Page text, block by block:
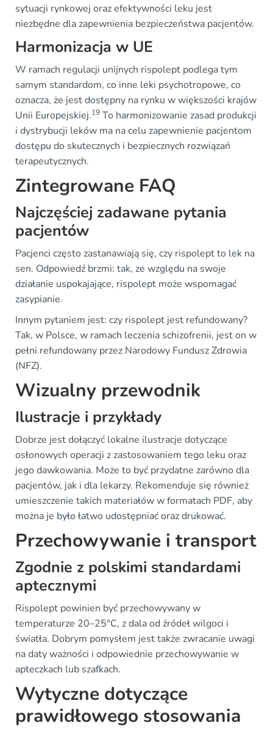
sytuacji rynkowej oraz efektywności leku jest
niezbędne dla zapewnienia bezpieczeństwa pacjentów.
Harmonizacja w UE
W ramach regulacji unijnych rispolept podlega tym
samym standardom, co inne leki psychotropowe, co
oznacza, że jest dostępny na rynku w większości krajów
Unii Europejskiej.19 To harmonizowanie zasad produkcji
i dystrybucji leków ma na celu zapewnienie pacjentom
dostępu do skutecznych i bezpiecznych rozwiązań
terapeutycznych.
Zintegrowane FAQ
Najczęściej zadawane pytania
pacjentów
Pacjenci często zastanawiają się, czy rispolept to lek na
sen. Odpowiedź brzmi: tak, ze względu na swoje
działanie uspokajające, rispolept może wspomagać
zasypianie.
Innym pytaniem jest: czy rispolept jest refundowany?
Tak, w Polsce, w ramach leczenia schizofrenii, jest on w
pełni refundowany przez Narodowy Fundusz Zdrowia
(NFZ).
Wizualny przewodnik
Ilustracje i przykłady
Dobrze jest dołączyć lokalne ilustracje dotyczące
osłonowych operacji z zastosowaniem tego leku oraz
jego dawkowania. Może to być przydatne zarówno dla
pacjentów, jak i dla lekarzy. Rekomenduje się również
umieszczenie takich materiałów w formatach PDF, aby
można je było łatwo udostępniać oraz drukować.
Przechowywanie i transport
Zgodnie z polskimi standardami
aptecznymi
Rispolept powinien być przechowywany w
temperaturze 20–25°C, z dala od źródeł wilgoci i
światła. Dobrym pomysłem jest także zwracanie uwagi
na daty ważności i odpowiednie przechowywanie w
apteczkach lub szafkach.
Wytyczne dotyczące
prawidłowego stosowania